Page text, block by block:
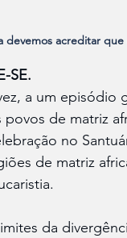
devemos acreditar
SE.
a um
de matriz
no
de matriz
da